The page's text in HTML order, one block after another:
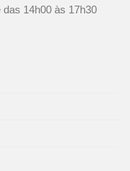
14h00 às 17h30